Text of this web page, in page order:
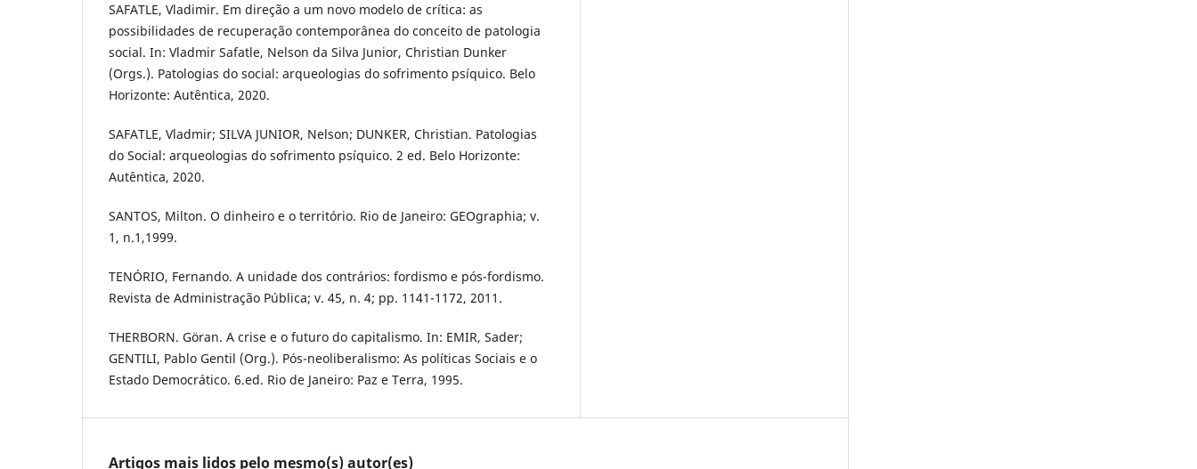
SAFATLE, Vladimir. Em direção a um novo modelo de crítica: as
possibilidades de recuperação contemporânea do conceito de patologia
social. In: Vladmir Safatle, Nelson da Silva Junior, Christian Dunker
(Orgs.). Patologias do social: arqueologias do sofrimento psíquico. Belo
Horizonte: Autêntica, 2020.
SAFATLE, Vladmir; SILVA JUNIOR, Nelson; DUNKER, Christian. Patologias
do Social: arqueologias do sofrimento psíquico. 2 ed. Belo Horizonte:
Autêntica, 2020.
SANTOS, Milton. O dinheiro e o território. Rio de Janeiro: GEOgraphia; v.
1, n.1,1999.
TENÓRIO, Fernando. A unidade dos contrários: fordismo e pós-fordismo.
Revista de Administração Pública; v. 45, n. 4; pp. 1141-1172, 2011.
THERBORN. Göran. A crise e o futuro do capitalismo. In: EMIR, Sader;
GENTILI, Pablo Gentil (Org.). Pós-neoliberalismo: As políticas Sociais e o
Estado Democrático. 6.ed. Rio de Janeiro: Paz e Terra, 1995.
Artigos mais lidos pelo mesmo(s) autor(es)